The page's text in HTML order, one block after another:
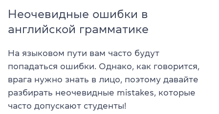
Неочевидные ошибки в
английской грамматике
На языковом пути вам часто будут
попадаться ошибки. Однако, как говорится,
врага нужно знать в лицо, поэтому давайте
разбирать неочевидные mistakes, которые
часто допускают студенты!